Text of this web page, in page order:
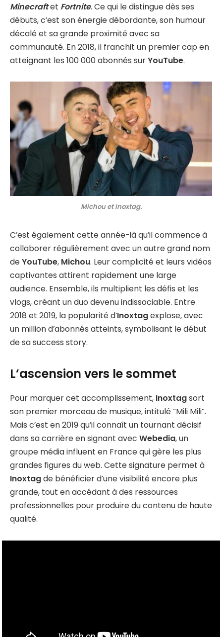
Minecraftet Fortnite. Ce qui le distingue dès ses
débuts, c’est son énergie débordante, son humour
décalé et sa grande proximité avec sa
communauté. En 2018, il franchit un premier cap en
atteignant les 100 000 abonnés surYouTube.
Michou et Inoxtag.
C’est également cette année-là qu’il commence à
collaborer régulièrement avec un autre grand nom
deYouTube, Michou. Leur complicité et leurs vidéos
captivantes attirent rapidement une large
audience. Ensemble, ils multiplient les défis et les
vlogs, créant un duo devenu indissociable. Entre
2018 et 2019, la popularité d’Inoxtagexplose, avec
un million d’abonnés atteints, symbolisant le début
de sa success story.
L’ascension vers le sommet
Pour marquer cet accomplissement, Inoxtagsort
son premier morceau de musique, intitulé “Mili Mili”.
Mais c’est en 2019 qu’il connaît un tournant décisif
dans sa carrière en signant avec Webedia, un
groupe média influent en France qui gère les plus
grandes figures du web. Cette signature permet à
Inoxtagde bénéficier d’une visibilité encore plus
grande, tout en accédant à des ressources
professionnelles pour produire du contenu de haute
qualité.